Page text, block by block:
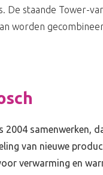
De staande Tower-
worden
2004 samenwerken,
van nieuwe
verwarming en